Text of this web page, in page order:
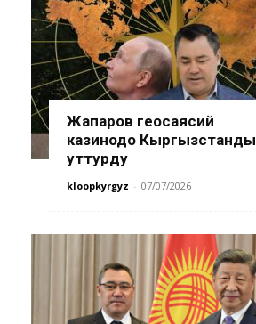
Жапаров геосаясий
казинодо Кыргызстанды
уттурду
kloopkyrgyz - 07/07/2026